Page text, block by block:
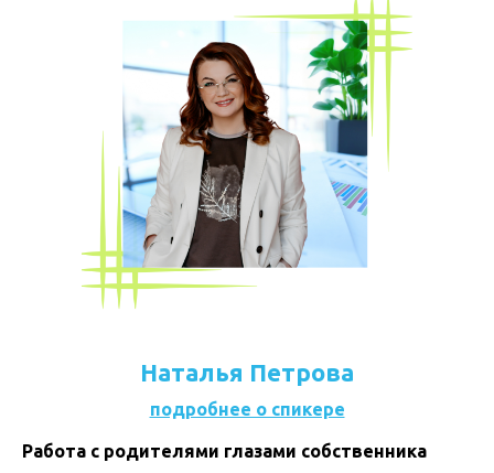
Наталья Петрова
подробнее о спикере
Работа с родителями глазами собственника